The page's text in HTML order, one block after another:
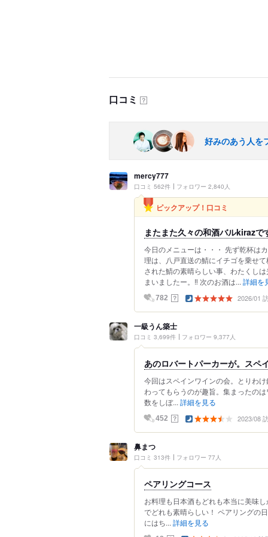
口コミ ？
好みのあう人を
mercy777
口コミ 562件 フォロワー 2,840人
ピックアップ！口コミ
またまた久々の和酒バルkirazで
今日のメニューは・・・ 先ず乾杯は
理は、八戸直送の鯖にイチゴを乗せ
された鯖の素晴らしい事、わたくし
まいましたー。‼️ 次のお酒は... 詳細を
782 ？ 2026/01
一級うん築士
口コミ 3,699件 フォロワー 9,377人
あのロバートパーカーが。スペ
今回はスペインワインの会。とりわ
わってもらうのが趣旨。集まったの
数をしぼ... 詳細を見る
452 ？ 2023/08
鼻まつ
口コミ 313件 フォロワー 77人
ペアリングコース
お料理も日本酒もどれも本当に美味
でどれも素晴らしい！ ペアリングの
にはち... 詳細を見る